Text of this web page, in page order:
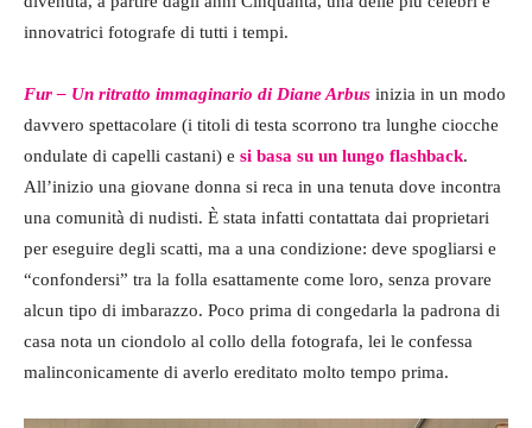
innovatrici fotografe di tutti i tempi.
Fur – Un ritratto immaginario di Diane Arbus inizia in un modo
davvero spettacolare (i titoli di testa scorrono tra lunghe ciocche
ondulate di capelli castani) e si basa su un lungo flashback.
All’inizio una giovane donna si reca in una tenuta dove incontra
una comunità di nudisti. È stata infatti contattata dai proprietari
per eseguire degli scatti, ma a una condizione: deve spogliarsi e
“confondersi” tra la folla esattamente come loro, senza provare
alcun tipo di imbarazzo. Poco prima di congedarla la padrona di
casa nota un ciondolo al collo della fotografa, lei le confessa
malinconicamente di averlo ereditato molto tempo prima.